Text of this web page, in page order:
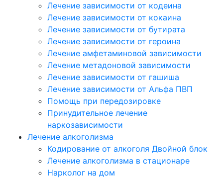
Лечение зависимости от кодеина
Лечение зависимости от кокаина
Лечение зависимости от бутирата
Лечение зависимости от героина
Лечение амфетаминовой зависимости
Лечение метадоновой зависимости
Лечение зависимости от гашиша
Лечение зависимости от Альфа ПВП
Помощь при передозировке
Принудительное лечение
наркозависимости
Лечение алкоголизма
Кодирование от алкоголя Двойной блок
Лечение алкоголизма в стационаре
Нарколог на дом